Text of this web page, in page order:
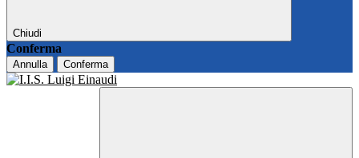
Chiudi
Conferma
Annulla Conferma